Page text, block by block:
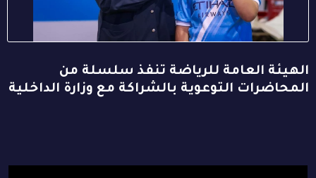
الهيئة العامة للرياضة تنفذ سلسلة من
المحاضرات التوعوية بالشراكة مع وزارة الداخلية